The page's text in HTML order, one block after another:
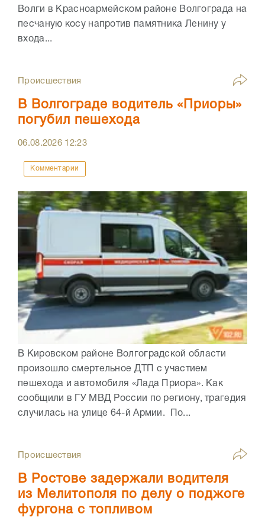
Волги в Красноармейском районе Волгограда на
песчаную косу напротив памятника Ленину у
входа...
Происшествия
В Волгограде водитель «Приоры»
погубил пешехода
06.08.2026 12:23
Комментарии
В Кировском районе Волгоградской области
произошло смертельное ДТП с участием
пешехода и автомобиля «Лада Приора». Как
сообщили в ГУ МВД России по региону, трагедия
случилась на улице 64-й Армии. По...
Происшествия
В Ростове задержали водителя
из Мелитополя по делу о поджоге
фургона с топливом